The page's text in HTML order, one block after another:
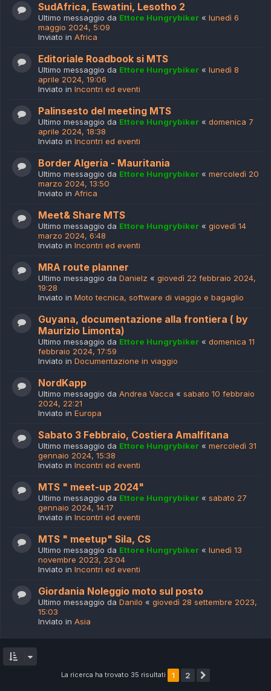
SudAfrica, Eswatini, Lesotho 2
Ultimo messaggio da Ettore Hungrybiker « lunedì 6
maggio 2024, 5:09
Inviato in Africa
Editoriale Roadbook si MTS
Ultimo messaggio da Ettore Hungrybiker « lunedì 8
aprile 2024, 19:06
Inviato in Incontri ed eventi
Palinsesto del meeting MTS
Ultimo messaggio da Ettore Hungrybiker « domenica 7
aprile 2024, 18:38
Inviato in Incontri ed eventi
Border Algeria - Mauritania
Ultimo messaggio da Ettore Hungrybiker « mercoledì 20
marzo 2024, 13:50
Inviato in Africa
Meet& Share MTS
Ultimo messaggio da Ettore Hungrybiker « giovedì 14
marzo 2024, 6:48
Inviato in Incontri ed eventi
MRA route planner
Ultimo messaggio da Danielz « giovedì 22 febbraio 2024,
19:28
Inviato in Moto tecnica, software di viaggio e bagaglio
Guyana, documentazione alla frontiera ( by
Maurizio Limonta)
Ultimo messaggio da Ettore Hungrybiker « domenica 11
febbraio 2024, 17:59
Inviato in Documentazione in viaggio
NordKapp
Ultimo messaggio da Andrea Vacca « sabato 10 febbraio
2024, 22:21
Inviato in Europa
Sabato 3 Febbraio, Costiera Amalfitana
Ultimo messaggio da Ettore Hungrybiker « mercoledì 31
gennaio 2024, 15:38
Inviato in Incontri ed eventi
MTS " meet-up 2024"
Ultimo messaggio da Ettore Hungrybiker « sabato 27
gennaio 2024, 14:17
Inviato in Incontri ed eventi
MTS " meetup" Sila, CS
Ultimo messaggio da Ettore Hungrybiker « lunedì 13
novembre 2023, 23:04
Inviato in Incontri ed eventi
Giordania Noleggio moto sul posto
Ultimo messaggio da Danilo « giovedì 28 settembre 2023,
15:03
Inviato in Asia
La ricerca ha trovato 35 risultati 1 2